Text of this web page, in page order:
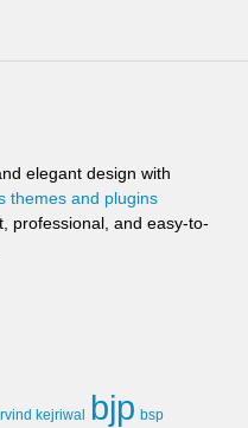
elegant design with
themes and plugins
professional, and easy-to-
kejriwal bjp bsp